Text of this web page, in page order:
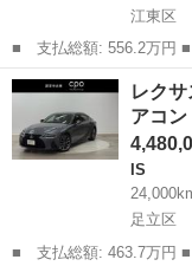
江東区
■ 支払総額: 556.2万円 ■ 車両本体価格： 5,400,000 円 ■ メーカ
ー名： レクサス ■ 車
ｈ バージョンＬ ＬＥ
ート ワ...
東京 江東区 レ
レク
アコ
IS
足立区
■ 支払総額: 463.7万円 ■ 車両本体価格： 4,480,000 円 ■ メーカ